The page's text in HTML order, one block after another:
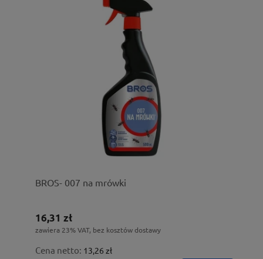
BROS- 007 na mrówki
16,31 zł
zawiera 23% VAT, bez kosztów dostawy
Cena netto: 13,26 zł